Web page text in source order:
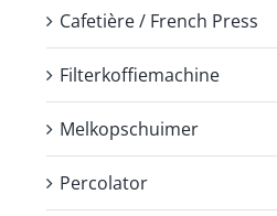
Cafetière / French Press
Filterkoffiemachine
Melkopschuimer
Percolator